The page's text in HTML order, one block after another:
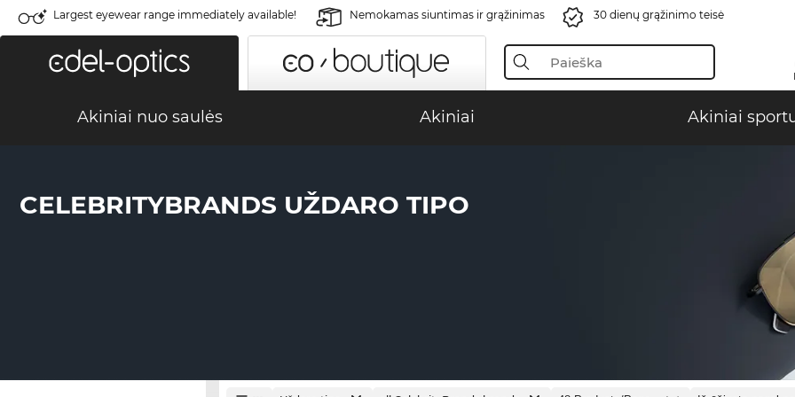
Largest eyewear range immediately available! Nemokamas siuntimas ir grąžinimas 30 dienų grąžinimo teisė
Akiniai nuo saulės Akiniai Akiniai
CELEBRITYBRANDS UŽDARO TIPO